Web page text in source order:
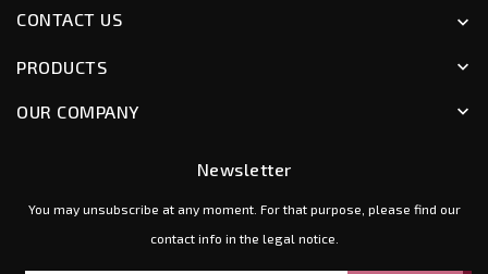
CONTACT US keyboard_arrow_down
PRODUCTS keyboard_arrow_down
OUR COMPANY keyboard_arrow_down
Newsletter
You may unsubscribe at any moment. For that purpose, please find our
contact info in the legal notice.